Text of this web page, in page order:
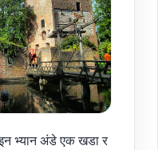
भ्यान अंडे एक खडा र